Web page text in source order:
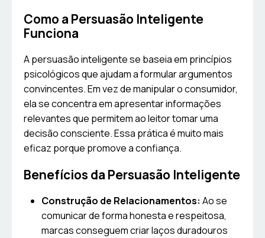
Como a Persuasão Inteligente
Funciona
A persuasão inteligente se baseia em princípios
psicológicos que ajudam a formular argumentos
convincentes. Em vez de manipular o consumidor,
ela se concentra em apresentar informações
relevantes que permitem ao leitor tomar uma
decisão consciente. Essa prática é muito mais
eficaz porque promove a confiança.
Benefícios da Persuasão Inteligente
Construção de Relacionamentos: Ao se
comunicar de forma honesta e respeitosa,
marcas conseguem criar laços duradouros